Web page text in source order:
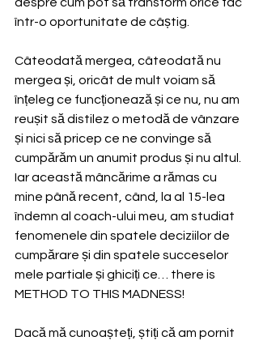
într-o oportunitate de câștig.
Câteodată mergea, câteodată nu
mergea și, oricât de mult voiam să
înțeleg ce funcționează și ce nu, nu am
reușit să distilez o metodă de vânzare
și nici să pricep ce ne convinge să
cumpărăm un anumit produs și nu altul.
Iar această mâncărime a rămas cu
mine până recent, când, la al 15-lea
îndemn al coach-ului meu, am studiat
fenomenele din spatele deciziilor de
cumpărare și din spatele succeselor
mele partiale și ghiciți ce… there is
METHOD TO THIS MADNESS!
Dacă mă cunoașteți, știți că am pornit